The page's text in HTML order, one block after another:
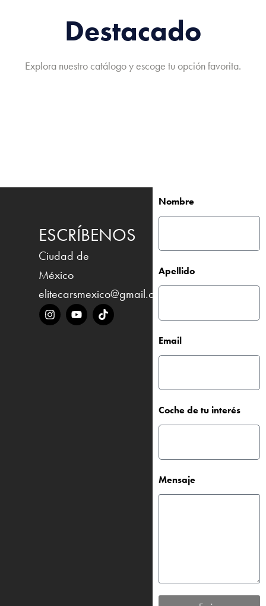
Destacado
Explora nuestro catálogo y escoge tu opción favorita.
ESCRÍBENOS
Ciudad de
México
elitecarsmexico@gmail.com
Nombre
Apellido
Email
Coche de tu interés
Mensaje